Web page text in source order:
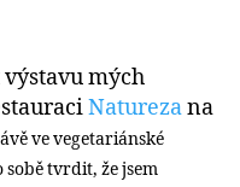
mých
Naturezana
ve vegetariánské
tvrdit, že jsem